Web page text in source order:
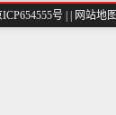
号 | 网站地图